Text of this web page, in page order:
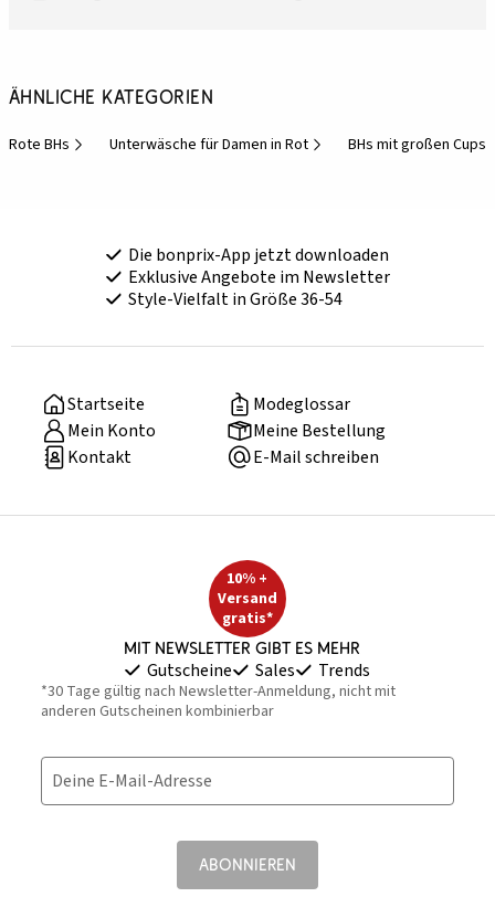
Ähnliche Kategorien
Rote BHs Unterwäsche für Damen in Rot BHs mit großen Cups
Die bonprix-App jetzt downloaden
Exklusive Angebote im Newsletter
Style-Vielfalt in Größe 36-54
Startseite
Modeglossar
Mein Konto
Meine Bestellung
Kontakt
E-Mail schreiben
10% +
Versand
gratis*
Mit Newsletter gibt es mehr
Gutscheine Sales Trends
*30 Tage gültig nach Newsletter-Anmeldung, nicht mit
anderen Gutscheinen kombinierbar
Deine E-Mail-Adresse
ABONNIEREN